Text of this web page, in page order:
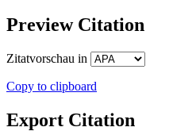
Preview Citation
Zitatvorschau in
Copy to clipboard
Export Citation